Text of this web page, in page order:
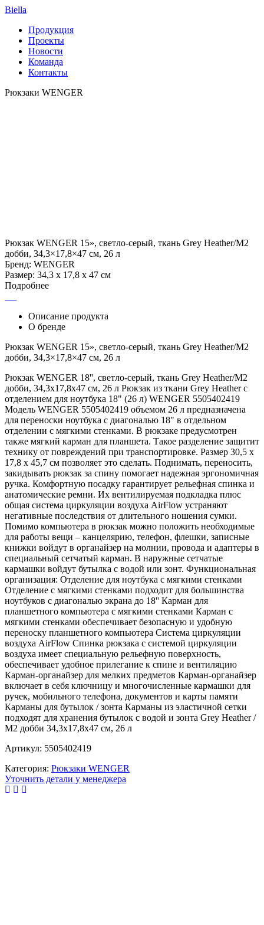
Biella
Продукция
Проекты
Новости
Команда
Контакты
Рюкзаки WENGER
Рюкзак WENGER 15», светло-серый, ткань Grey Heather/М2
добби, 34,3×17,8×47 см, 26 л
Бренд: WENGER
Размер: 34,3 x 17,8 x 47 см
Подробнее
Описание продукта
О бренде
Рюкзак WENGER 15», светло-серый, ткань Grey Heather/М2
добби, 34,3×17,8×47 см, 26 л
Рюкзак WENGER 18'', светло-серый, ткань Grey Heather/М2
добби, 34,3x17,8x47 см, 26 л Рюкзак из ткани Grey Heather с
отделением для ноутбука 18" (26 л) WENGER 5505402419
Модель WENGER 5505402419 объемом 26 л предназначена
для переноски ноутбука с диагональю 18" в отдельном
отделении с мягкими стенками. В рюкзаке предусмотрен
также мягкий карман для планшета. Такое разделение защитит
технику от повреждений при транспортировке. Размер 30,5 x
17,8 x 45,7 см позволяет это сделать. Поднимать, переносить,
закидывать рюкзак за спину помогает надежная эргономичная
ручка. Комфортную посадку гарантирует рельефная спинка и
анатомические ремни. Их вентилируемая подкладка плюс
общая система циркуляции воздуха AirFlow устраняют
негативные последствия от длительного ношения сумки.
Помимо компьютера в рюкзак можно положить необходимые
для работы вещи – канцелярию, телефон, флешки, записные
книжки войдут в органайзер на молнии, провода и адаптеры в
специальный сетчатый карман. В наружные сетчатые
кармашки войдут бутылка с водой или зонт. Функциональная
организация: Отделение для ноутбука с мягкими стенками
Отделение с мягкими стенками подходит для большинства
ноутбуков с диагональю экрана до 18'' Карман для
планшетного компьютера с мягкими стенками Карман с
мягкими стенками обеспечивает безопасную и удобную
переноску планшетного компьютера Система циркуляции
воздуха AirFlow Спинка рюкзака с системой циркуляции
воздуха имеет специальную рельефную поверхность,
обеспечивает удобное прилегание к спине и вентиляцию
Карман-органайзер для мелких предметов Карман-органайзер
включает в себя ключницу и многочисленные кармашки для
ручек, мобильного телефона, документов и карты памяти
Карманы для бутылок / зонта Карманы из эластичной сетки
подходят для хранения бутылок с водой и зонта Grey Heather /
М2 добби 34,3x17,8x47 см, 26 л
Артикул: 5505402419
Категория: Рюкзаки WENGER
Уточнить детали у менеджера